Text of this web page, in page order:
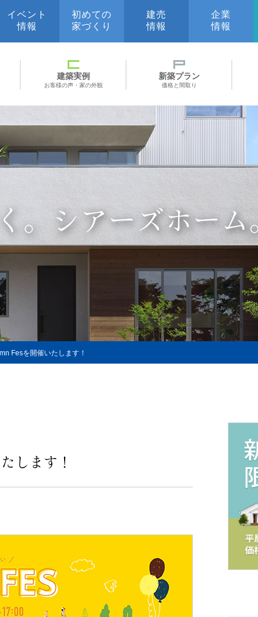
イベント
情報
初めての
家づくり
建売
情報
企業
情報
建築実例
お客様の声・家の外観
新築プラン
価格と間取り
。シアーズホーム
Fesを開催いたします！
します！